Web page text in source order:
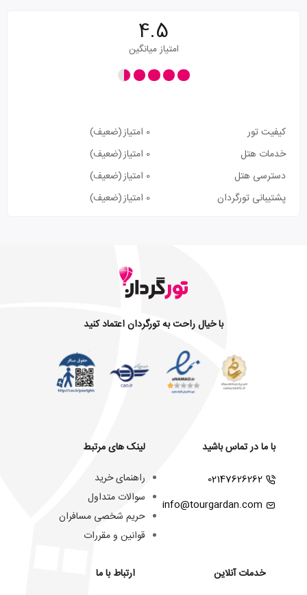
4.5
امتیاز میانگین
کیفیت تور 0 امتیاز
(ضعیف)
خدمات هتل
0 امتیاز
(ضعیف)
دسترسی هتل
0 امتیاز
(ضعیف)
پشتیبانی تورگردان
0 امتیاز (ضعیف)
با خیال راحت به تورگردان اعتماد کنید
با ما در تماس باشید
02147626262
info@tourgardan.com
خدمات آنلاین
لینک های مرتبط
راهنمای خرید
سوالات متداول
حریم شخصی مسافران
قوانین و مقررات
ارتباط با ما